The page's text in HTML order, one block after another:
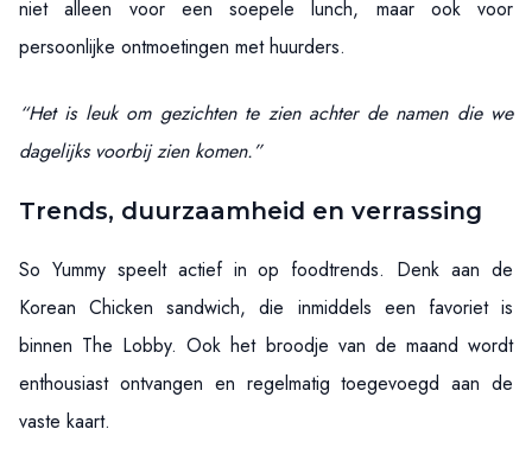
niet alleen voor een soepele lunch, maar ook voor
persoonlijke ontmoetingen met huurders.
“Het is leuk om gezichten te zien achter de namen die we
dagelijks voorbij zien komen.”
Trends, duurzaamheid en verrassing
So Yummy speelt actief in op foodtrends. Denk aan de
Korean Chicken sandwich, die inmiddels een favoriet is
binnen The Lobby. Ook het broodje van de maand wordt
enthousiast ontvangen en regelmatig toegevoegd aan de
vaste kaart.